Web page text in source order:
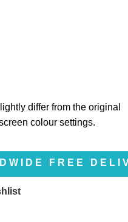
differ from the original
colour settings.
FREE